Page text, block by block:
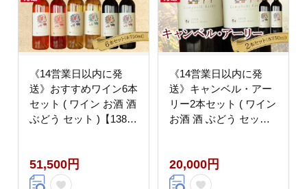
《14営業日以内に発
送》おすすめワイン6本
セット ( ワイン お酒 酒
ぶどう セット )【138-
51,500円
《14営業日以内に発
送》キャンベル・アー
リー2本セット ( ワイン
お酒 酒 ぶどう セット )
20,000円